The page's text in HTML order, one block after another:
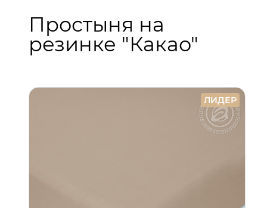
Простыня на
резинке "Какао"
ЛИДЕР